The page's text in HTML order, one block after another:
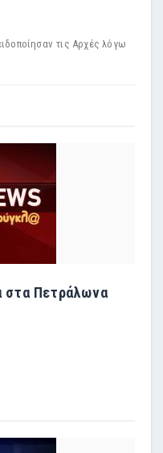
τις Αρχές λόγω
στα Πετράλωνα